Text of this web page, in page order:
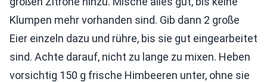
Klumpen mehr vorhanden sind. Gib dann 2 große
Eier einzeln dazu und rühre, bis sie gut eingearbeitet
sind. Achte darauf, nicht zu lange zu mixen. Heben
vorsichtig 150 g frische Himbeeren unter, ohne sie